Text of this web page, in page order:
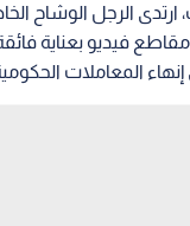
الرجل الوشاح
فيديو بعناية
المعاملات